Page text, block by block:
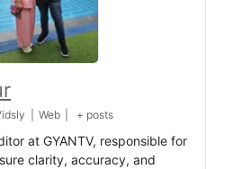
Web + posts
at GYANTV, responsible for
clarity, accuracy, and